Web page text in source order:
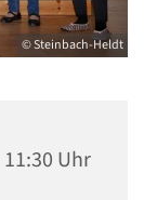
© Steinbach-Heldt
Uhr